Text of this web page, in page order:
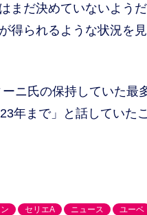
だ決めていないよう
得られるような状況を
ニ氏の保持していた最
年まで」と話していた
セリエA ニュース ユーベ